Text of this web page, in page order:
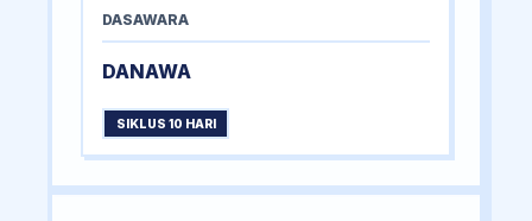
DASAWARA
DANAWA
SIKLUS 10 HARI